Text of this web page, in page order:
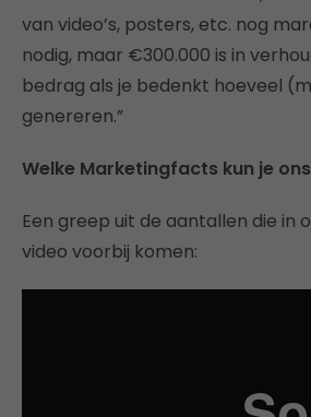
van video’s, posters, etc. nog
nodig, maar €300.000 is in
bedrag als je bedenkt hoeveel
genereren.”
Welke Marketingfacts kun je
Een greep uit de aantallen die in
video voorbij komen: